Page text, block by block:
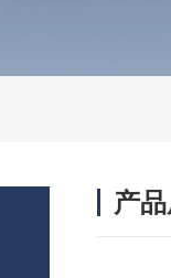
产